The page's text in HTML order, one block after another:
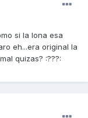
si la lona esa
eh...era original la
quizas? :???: